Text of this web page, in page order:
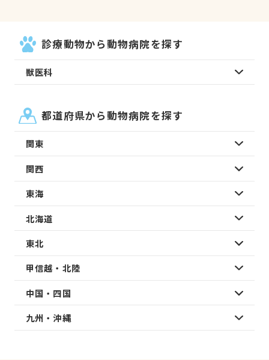
診療動物から動物病院を探す
獣医科
都道府県から動物病院を探す
関東
関西
東海
北海道
東北
甲信越・北陸
中国・四国
九州・沖縄